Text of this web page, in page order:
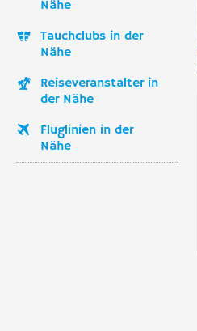
Nähe
Tauchclubs in der
Nähe
Reiseveranstalter in
der Nähe
Fluglinien in der
Nähe